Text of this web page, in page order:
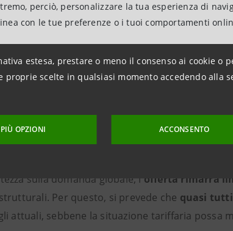
perciò, personalizzare la tua esperienza di
con le tue preferenze o i tuoi comportamenti
estesa, prestare o meno il consenso ai cookie o
proprie scelte in qualsiasi momento accedendo alla
PIÙ OPZIONI ACCONSENTO
dovrebberobeneficiaredell'attuale fase di
2025. Ancheargento e platino
di ETF e alla sostituzione dell'oro nella
è significativo: la minaccia di dazi ha spinto gli
dall'Europa, e ha causato unrapido calo delle
sulla domanda globale, l'offerta rimarrà
Per questo, si prevede che quasi
attuali, sebbene la situazione tariffaria possa